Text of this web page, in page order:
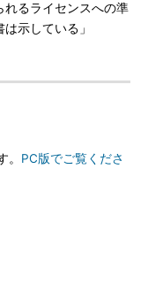
れるライセンスへの準
示している」
PC版でご覧くださ